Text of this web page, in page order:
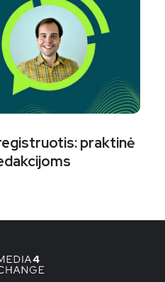
praktinė